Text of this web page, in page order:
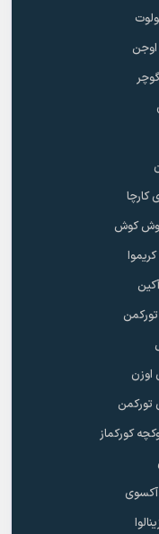
کارچا
کوش
اوزن
تورکمن
کورکماز
آکسوی